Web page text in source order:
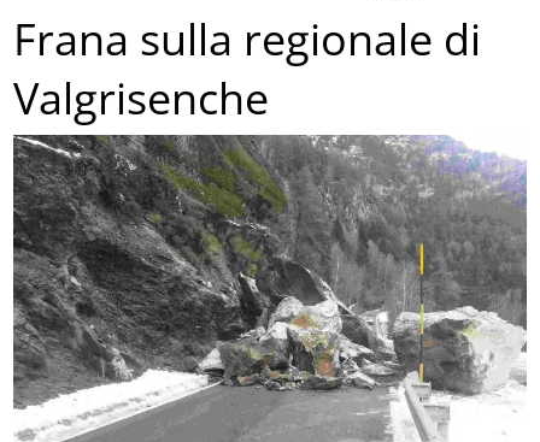
Frana sulla regionale di
Valgrisenche